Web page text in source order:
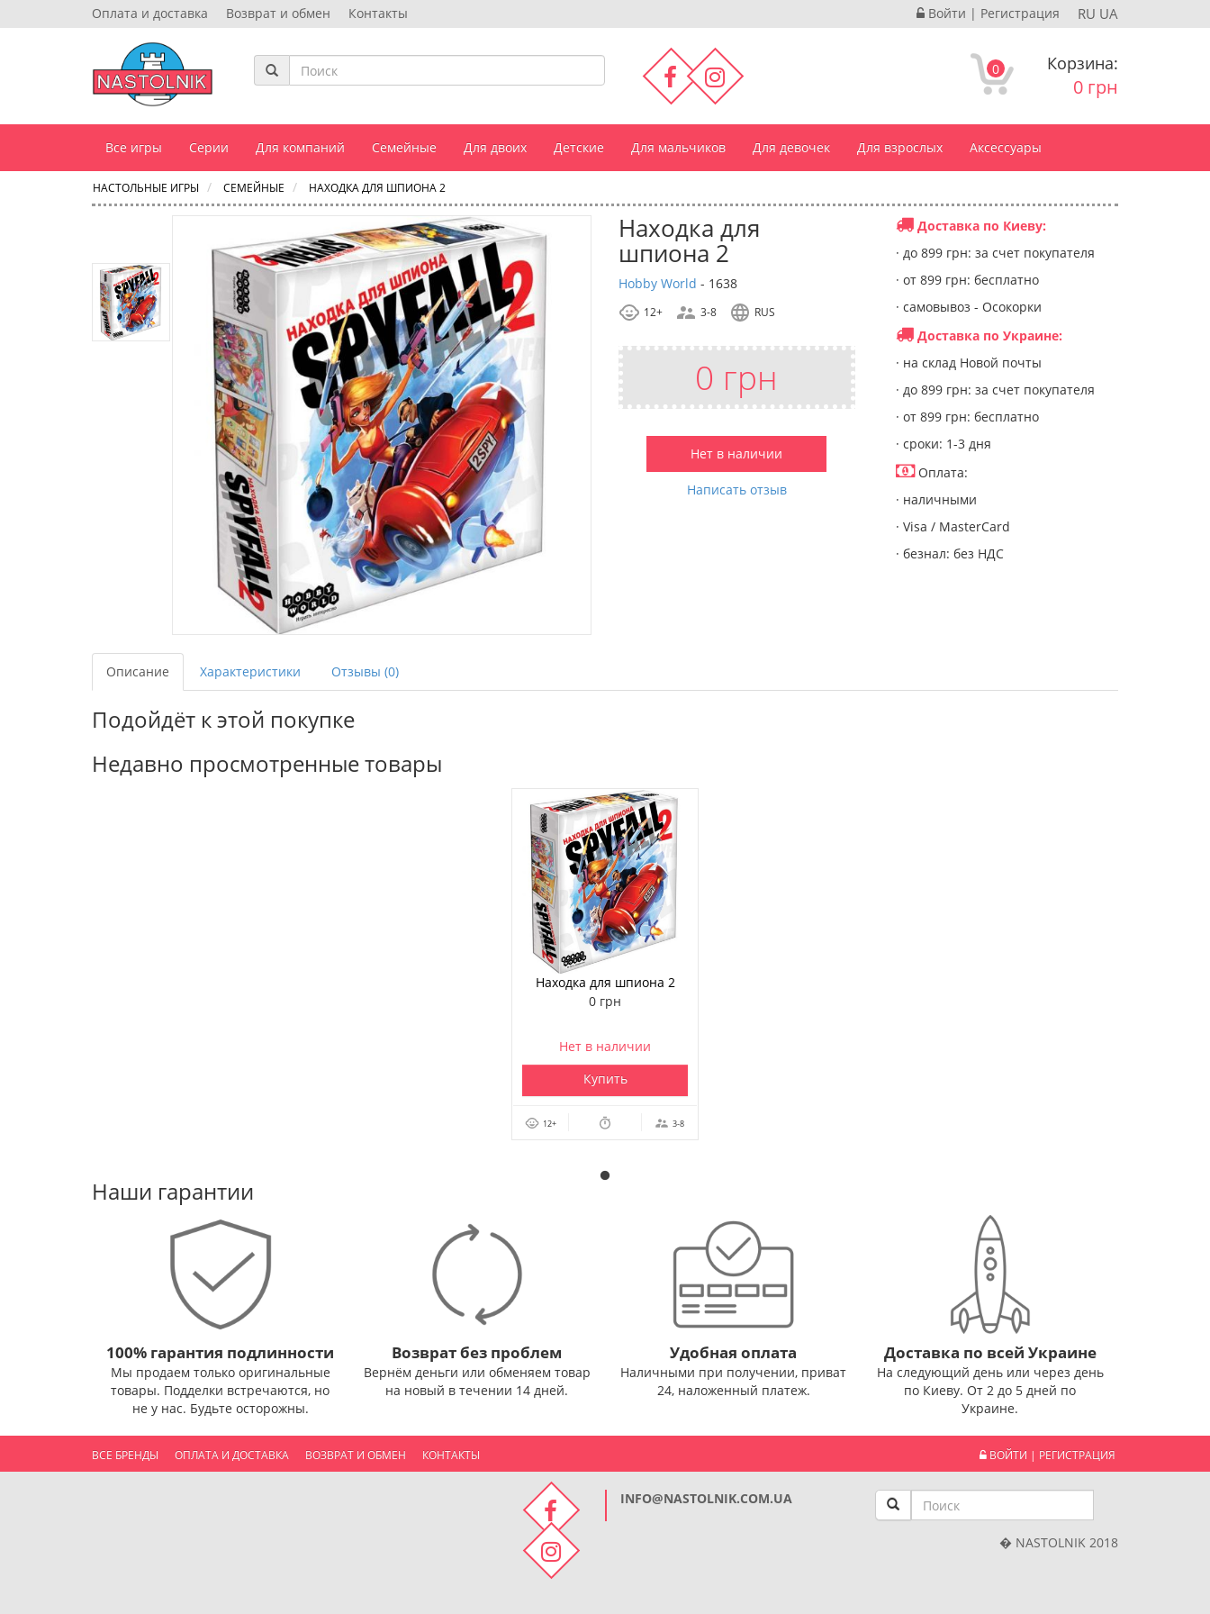
Оплата и доставка Возврат и обмен Контакты Войти | Регистрация RU UA
0 Корзина:
0 грн
Все игры Серии Для компаний Семейные Для двоих Детские Для мальчиков Для девочек Для взрослых Аксессуары
НАСТОЛЬНЫЕ ИГРЫ СЕМЕЙНЫЕ НАХОДКА ДЛЯ ШПИОНА 2
Находка для
шпиона 2
Hobby World - 1638
12+ 3-8 RUS
0 грн
Нет в наличии
Написать отзыв
Доставка по Киеву:
· до 899 грн: за счет покупателя
· от 899 грн: бесплатно
· самовывоз - Осокорки
Доставка по Украине:
· на склад Новой почты
· до 899 грн: за счет покупателя
· от 899 грн: бесплатно
· сроки: 1-3 дня
Оплата:
· наличными
· Visa / MasterCard
· безнал: без НДС
Описание Характеристики Отзывы (0)
Подойдёт к этой покупке
Недавно просмотренные товары
Находка для шпиона 2
0 грн
Нет в наличии
Купить
12+ 3-8
Наши гарантии
100% гарантия подлинности
Мы продаем только оригинальные
товары. Подделки встречаются, но
не у нас. Будьте осторожны.
Возврат без проблем
Вернём деньги или обменяем товар
на новый в течении 14 дней.
Удобная оплата
Наличными при получении, приват
24, наложенный платеж.
Доставка по всей Украине
На следующий день или через день
по Киеву. От 2 до 5 дней по
Украине.
ВСЕ БРЕНДЫ ОПЛАТА И ДОСТАВКА ВОЗВРАТ И ОБМЕН КОНТАКТЫ ВОЙТИ | РЕГИСТРАЦИЯ
INFO@NASTOLNIK.COM.UA
� NASTOLNIK 2018